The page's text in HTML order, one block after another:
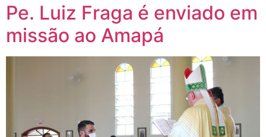
Pe. Luiz Fraga é enviado em
missão ao Amapá